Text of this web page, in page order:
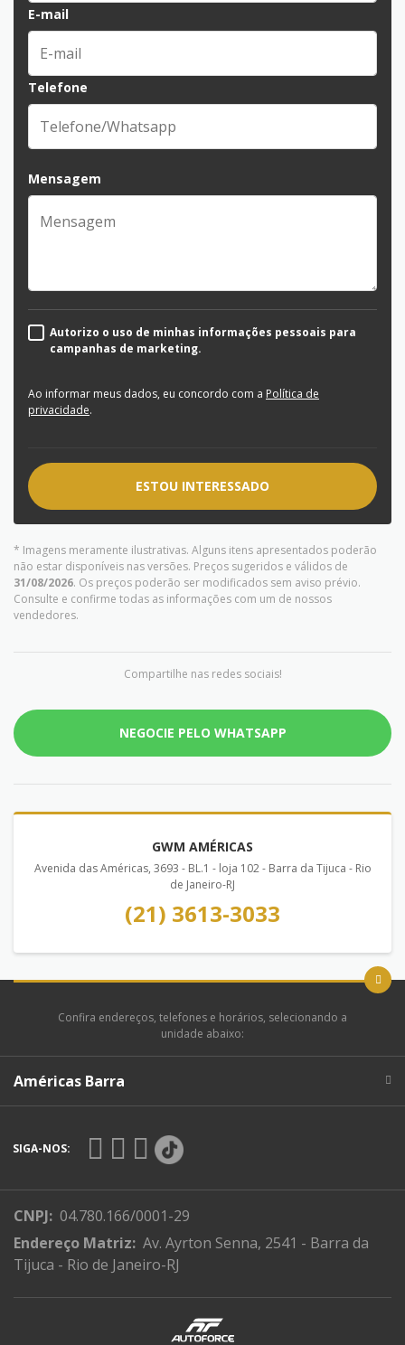
E-mail
Telefone
Mensagem
Autorizo o uso de minhas informações pessoais para
campanhas de marketing.
Ao informar meus dados, eu concordo com a Política de
privacidade.
ESTOU INTERESSADO
* Imagens meramente ilustrativas. Alguns itens apresentados poderão
não estar disponíveis nas versões. Preços sugeridos e válidos de
31/08/2026. Os preços poderão ser modificados sem aviso prévio.
Consulte e confirme todas as informações com um de nossos
vendedores.
Compartilhe nas redes sociais!
NEGOCIE PELO WHATSAPP
GWM AMÉRICAS
Avenida das Américas, 3693 - BL.1 - loja 102 - Barra da Tijuca - Rio
de Janeiro-RJ
(21) 3613-3033
Confira endereços, telefones e horários, selecionando a
unidade abaixo:
Américas Barra
SIGA-NOS:
CNPJ: 04.780.166/0001-29
Endereço Matriz: Av. Ayrton Senna, 2541 - Barra da
Tijuca - Rio de Janeiro-RJ